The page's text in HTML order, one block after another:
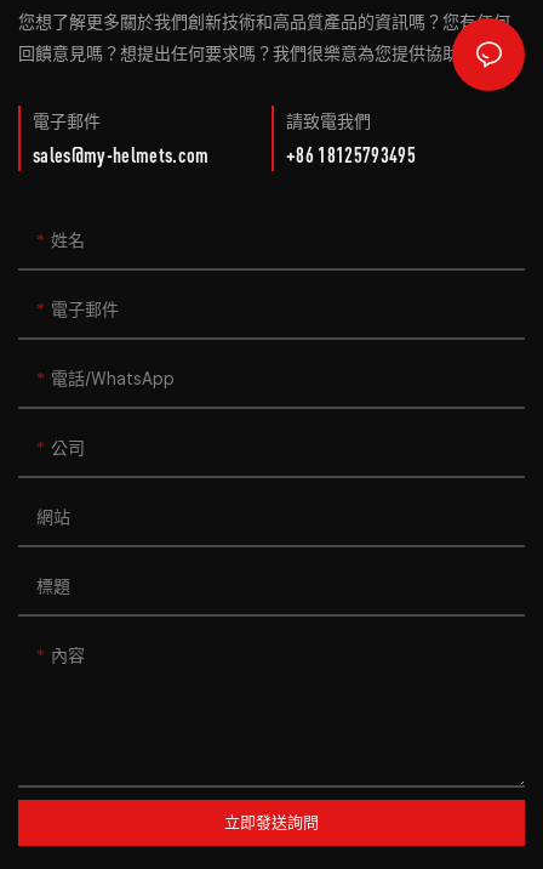
您想了解更多關於我們創新技術和高品質產品的資訊嗎？您有任何
回饋意見嗎？想提出任何要求嗎？我們很樂意為您提供協助！
電子郵件
sales@my-helmets.com
請致電我們
+86 18125793495
姓名
電子郵件
電話/WhatsApp
公司
網站
標題
內容
立即發送詢問